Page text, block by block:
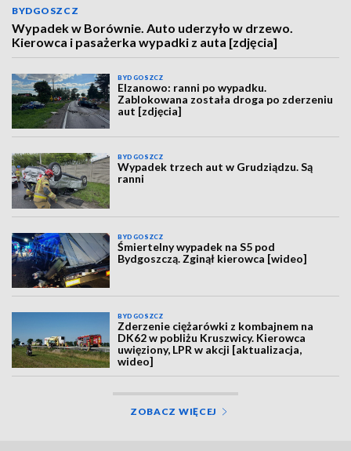
BYDGOSZCZ
Wypadek w Borównie. Auto uderzyło w drzewo.
Kierowca i pasażerka wypadki z auta [zdjęcia]
BYDGOSZCZ
Elzanowo: ranni po wypadku.
Zablokowana została droga po zderzeniu
aut [zdjęcia]
BYDGOSZCZ
Wypadek trzech aut w Grudziądzu. Są
ranni
BYDGOSZCZ
Śmiertelny wypadek na S5 pod
Bydgoszczą. Zginął kierowca [wideo]
BYDGOSZCZ
Zderzenie ciężarówki z kombajnem na
DK62 w pobliżu Kruszwicy. Kierowca
uwięziony, LPR w akcji [aktualizacja,
wideo]
ZOBACZ WIĘCEJ